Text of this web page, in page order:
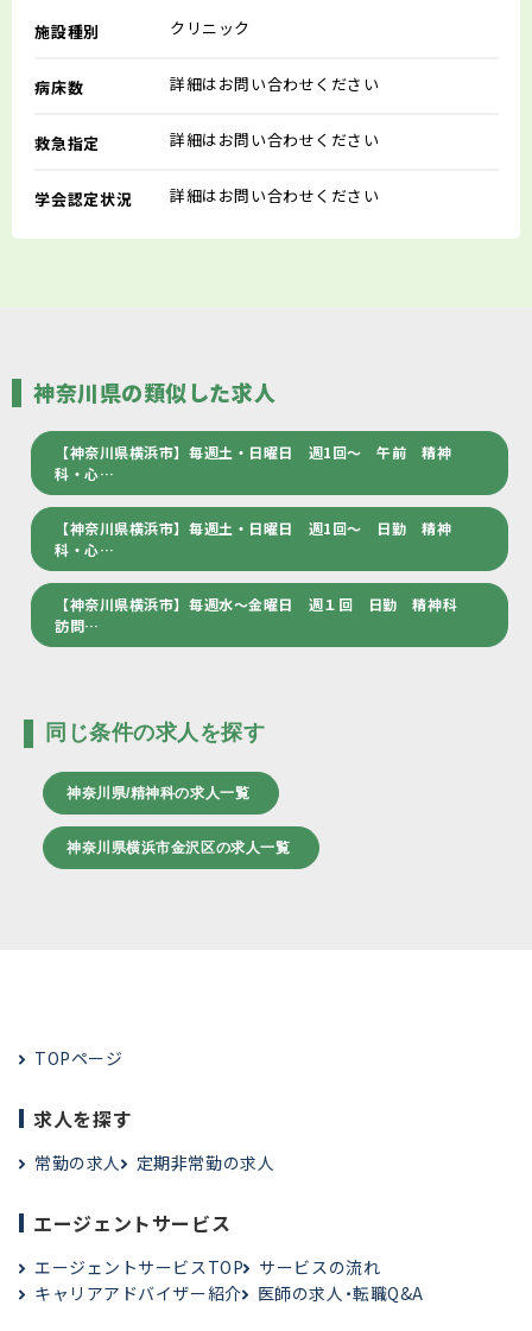
施設種別 クリニック
病床数 詳細はお問い合わせください
救急指定 詳細はお問い合わせください
学会認定状況 詳細はお問い合わせください
神奈川県の類似した求人
【神奈川県横浜市】毎週土・日曜日 週1回～ 午前 精神
科・心…
【神奈川県横浜市】毎週土・日曜日 週1回～ 日勤 精神
科・心…
【神奈川県横浜市】毎週水～金曜日 週１回 日勤 精神科
訪問…
同じ条件の求人を探す
神奈川県/精神科の求人一覧
神奈川県横浜市金沢区の求人一覧
TOPページ
求人を探す
常勤の求人 定期非常勤の求人
エージェントサービス
エージェントサービスTOP
サービスの流れ
キャリアアドバイザー紹介
医師の求人・転職Q&A